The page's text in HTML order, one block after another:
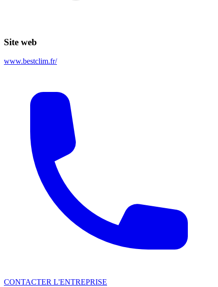
Site web
www.bestclim.fr/
CONTACTER L'ENTREPRISE